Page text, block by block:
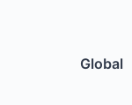
Global